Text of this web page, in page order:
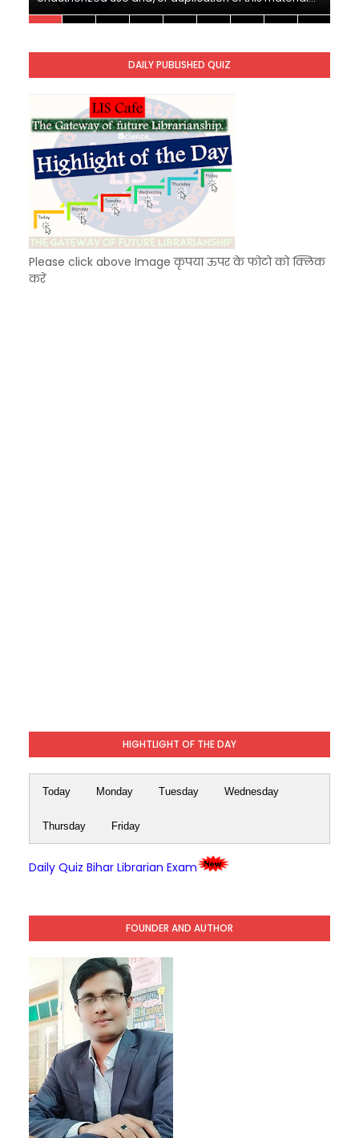
KVS Exam-Current Affairs Quiz (SET-9) in Hindi
DAILY PUBLISHED QUIZ
Please click above Image कृपया ऊपर के फोटो को क्लिक
करें
HIGHTLIGHT OF THE DAY
Today Monday Tuesday Wednesday
Thursday Friday
Daily Quiz Bihar Librarian Exam
FOUNDER AND AUTHOR